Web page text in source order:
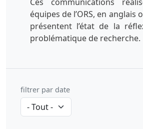
équipes de l’ORS, en anglais
présentent l’état de la
problématique de recherche.
filtrer par date